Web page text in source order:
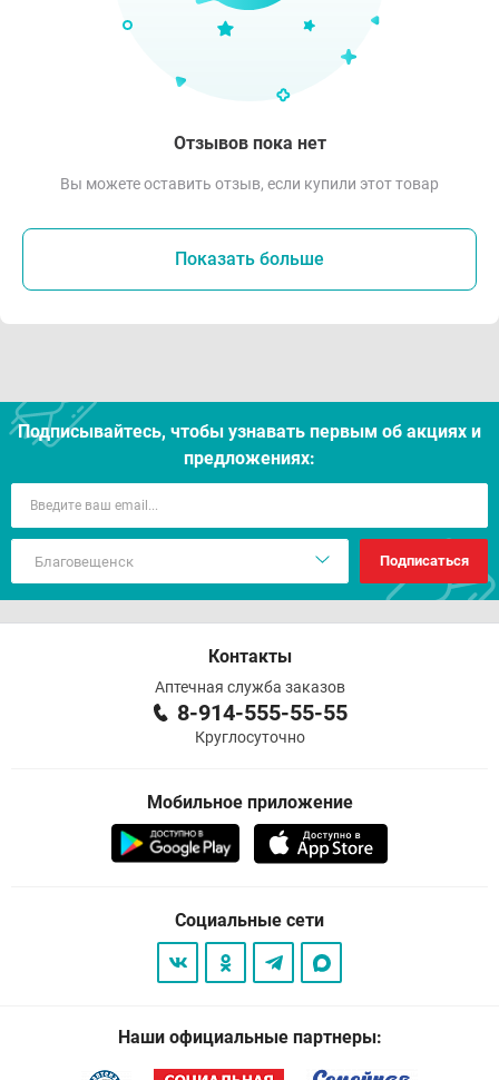
Отзывов пока нет
Вы можете оставить отзыв, если купили этот товар
Показать больше
Подписывайтесь, чтобы узнавать первым об акцияx и
предложениях:
Подписаться
Контакты
Аптечная служба заказов
8-914-555-55-55
Круглосуточно
Мобильное приложение
Социальные сети
Наши официальные партнеры: